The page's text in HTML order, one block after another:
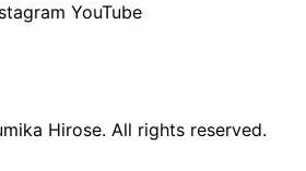
YouTube
Hirose. All rights reserved.